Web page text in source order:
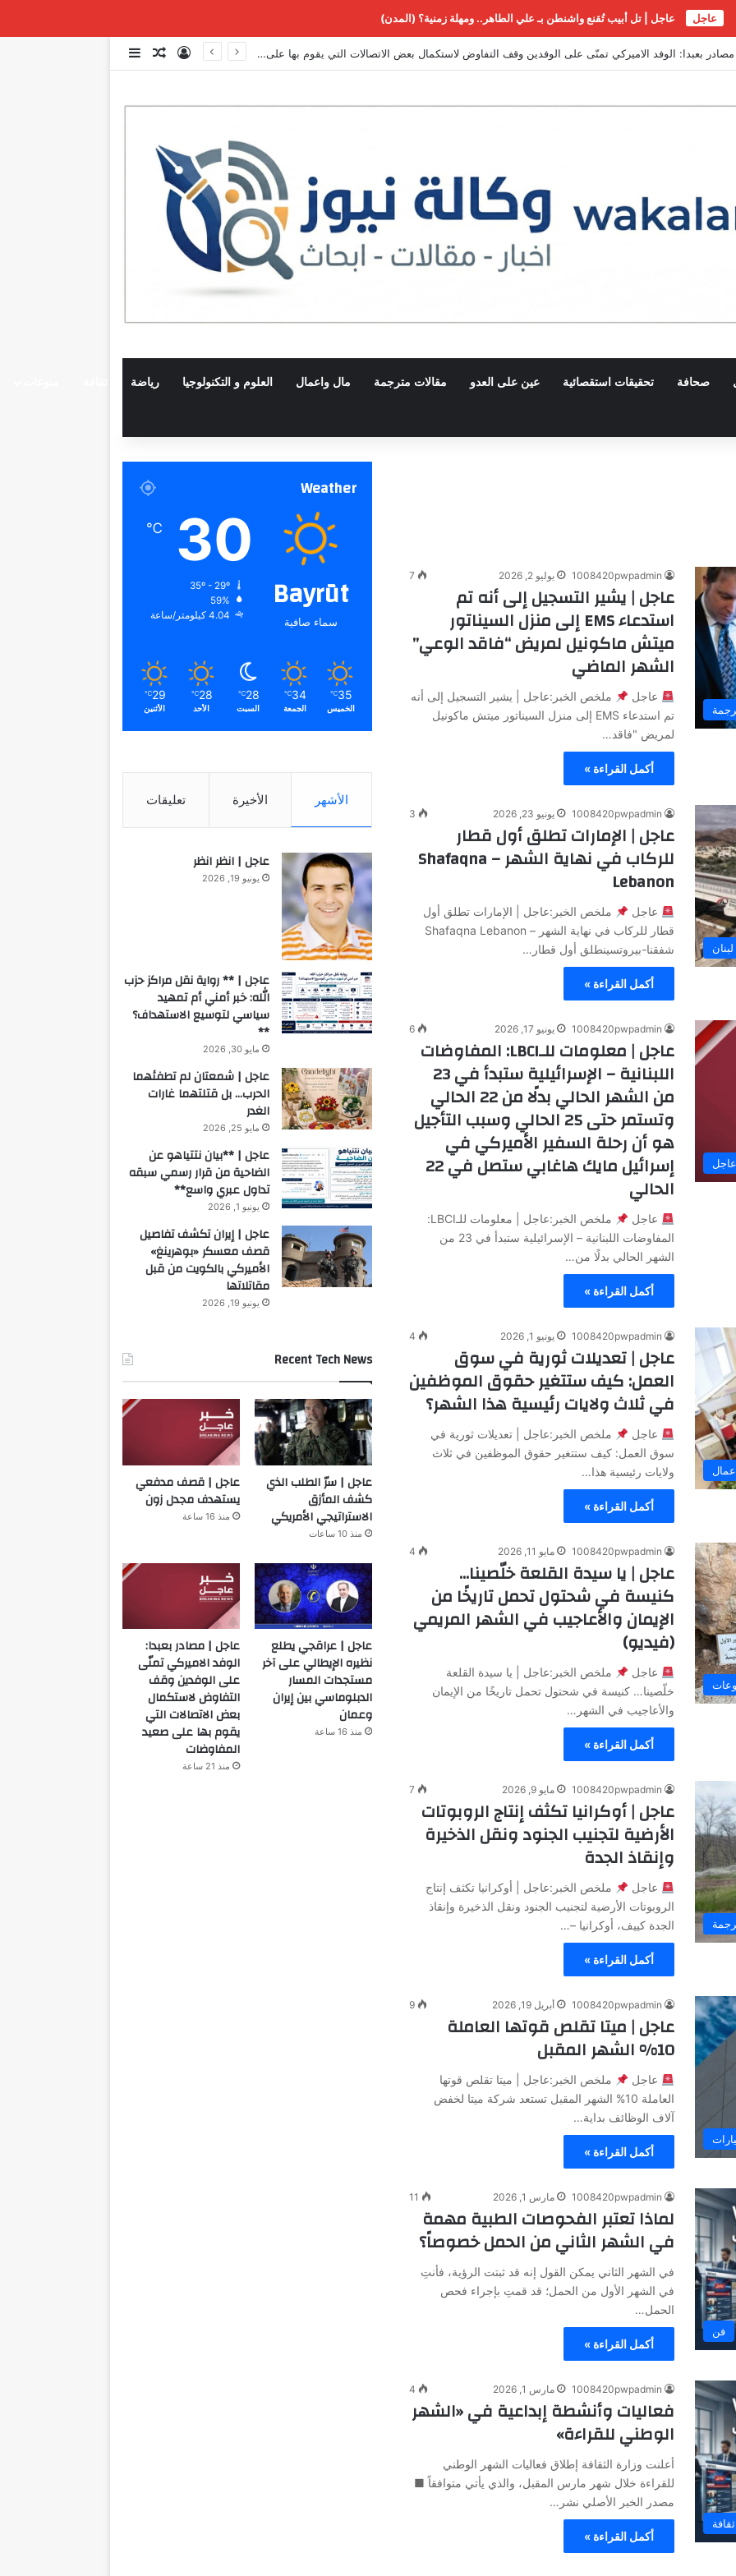
عاجل عاجل | تل أبيب تُقنع واشنطن بـ علي الطاهر.. ومهلة زمنية؟ (المدن)
عاجل | مصادر بعبدا: الوفد الاميركي تمنّى على الوفدين وقف التفاوض لاستكمال بعض الاتصالات التي يقوم بها على صعيد المفاوضات تسجيل الدخول
مقال عشوائي
إضافة عمود جانبي
صحافة تحقيقات استقصائية عين على العدو مقالات مترجمة مال واعمال العلوم و التكنولوجيا رياضة
1008420pwpadmin يوليو 2, 2026 7
عاجل | يشير التسجيل إلى أنه تم
استدعاء EMS إلى منزل السيناتور
ميتش ماكونيل لمريض “فاقد الوعي”
الشهر الماضي
عاجل
ملخص الخبر:عاجل | يشير التسجيل إلى أنه
تم استدعاء EMS إلى منزل السيناتور ميتش ماكونيل
لمريض "فاقد…
أكمل القراءة »
1008420pwpadmin يونيو 23, 2026 3
عاجل | الإمارات تطلق أول قطار
للركاب في نهاية الشهر – Shafaqna
Lebanon
عاجل
ملخص الخبر:عاجل | الإمارات تطلق أول
قطار للركاب في نهاية الشهر – Shafaqna Lebanon
شفقنا-بيروتسينطلق أول قطار…
أكمل القراءة »
1008420pwpadmin يونيو 17, 2026 6
عاجل | معلومات للـLBCI: المفاوضات
اللبنانية – الإسرائيلية ستبدأ في 23
من الشهر الحالي بدلًا من 22 الحالي
وتستمر حتى 25 الحالي وسبب التأجيل
هو أن رحلة السفير الأميركي في
إسرائيل مايك هاغابي ستصل في 22
الحالي
عاجل
ملخص الخبر:عاجل | معلومات للـLBCI:
المفاوضات اللبنانية – الإسرائيلية ستبدأ في 23 من
الشهر الحالي بدلًا من…
أكمل القراءة »
1008420pwpadmin يونيو 1, 2026 4
عاجل | تعديلات ثورية في سوق
العمل: كيف ستتغير حقوق الموظفين
في ثلاث ولايات رئيسية هذا الشهر؟
عاجل
ملخص الخبر:عاجل | تعديلات ثورية في
سوق العمل: كيف ستتغير حقوق الموظفين في ثلاث
ولايات رئيسية هذا…
أكمل القراءة »
1008420pwpadmin مايو 11, 2026 4
عاجل | يا سيدة القلعة خلّصينا…
كنيسة في شحتول تحمل تاريخًا من
الإيمان والأعاجيب في الشهر المريمي
(فيديو)
عاجل
ملخص الخبر:عاجل | يا سيدة القلعة
خلّصينا… كنيسة في شحتول تحمل تاريخًا من الإيمان
والأعاجيب في الشهر…
أكمل القراءة »
1008420pwpadmin مايو 9, 2026 7
عاجل | أوكرانيا تكثف إنتاج الروبوتات
الأرضية لتجنيب الجنود ونقل الذخيرة
وإنقاذ الجدة
عاجل
ملخص الخبر:عاجل | أوكرانيا تكثف إنتاج
الروبوتات الأرضية لتجنيب الجنود ونقل الذخيرة وإنقاذ
الجدة كييف، أوكرانيا –…
أكمل القراءة »
1008420pwpadmin أبريل 19, 2026 9
عاجل | ميتا تقلص قوتها العاملة
10% الشهر المقبل
عاجل
ملخص الخبر:عاجل | ميتا تقلص قوتها
العاملة 10% الشهر المقبل تستعد شركة ميتا لخفض
آلاف الوظائف بداية…
أكمل القراءة »
فن
1008420pwpadmin مارس 1, 2026 11
لماذا تعتبر الفحوصات الطبية مهمة
في الشهر الثاني من الحمل خصوصاً؟
في الشهر الثاني يمكن القول إنه قد ثبتت الرؤية، فأنتِ
في الشهر الأول من الحمل؛ قد قمتِ بإجراء فحص
الحمل…
أكمل القراءة »
ثقافة
1008420pwpadmin مارس 1, 2026 4
فعاليات وأنشطة إبداعية في «الشهر
الوطني للقراءة»
أعلنت وزارة الثقافة إطلاق فعاليات الشهر الوطني
للقراءة خلال شهر مارس المقبل، والذي يأتي متوافقاً ■
مصدر الخبر الأصلي نشر…
أكمل القراءة »
Weather
Bayrūt
سماء صافية
30
℃
59%
4.04 كيلومتر/ساعة
35
℃
الخميس
34
℃
الجمعة
28
℃
السبت
28
℃
الأحد
29
℃
الأثنين
الأشهر الأخيرة تعليقات
عاجل | انظر انظر
يونيو 19, 2026
عاجل | ** رواية نقل مراكز حزب
الله: خبر أمني أم تمهيد
سياسي لتوسيع الاستهداف؟
**
مايو 30, 2026
عاجل | شمعتان لم تطفئهما
الحرب… بل قتلتهما غارات
الغدر
مايو 25, 2026
عاجل | **بيان نتتياهو عن
الضاحية من قرار رسمي سبقه
تداول عبري واسع**
يونيو 1, 2026
عاجل | إيران تكشف تفاصيل
قصف معسكر «بوهرينغ»
الأميركي بالكويت من قبل
مقاتلاتها
يونيو 19, 2026
Recent Tech News
عاجل | سرّ الطلب الذي
كشف المأزق
الاستراتيجي الأمريكي
منذ 10 ساعات
عاجل | قصف مدفعي
يستهدف مجدل زون
منذ 16 ساعة
عاجل | عراقجي يطلع
نظيره الإيطالي على آخر
مستجدات المسار
الدبلوماسي بين إيران
وعمان
منذ 16 ساعة
عاجل | مصادر بعبدا:
الوفد الاميركي تمنّى
على الوفدين وقف
التفاوض لاستكمال
بعض الاتصالات التي
يقوم بها على صعيد
المفاوضات
منذ 21 ساعة